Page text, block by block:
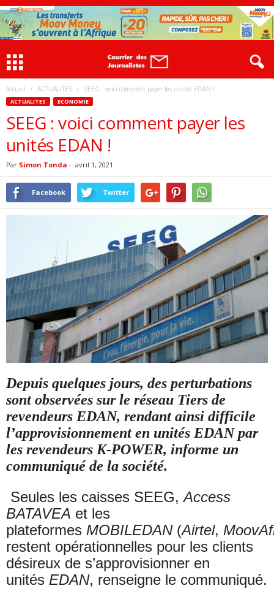
Accueil ACTUALITES SEEG : voici comment payer les unités EDAN !
ACTUALITES ECONOMIE
SEEG : voici comment payer les
unités EDAN !
Par Simon Tonda - avril 1, 2021
Facebook Twitter
Depuis quelques jours, des perturbations
sont observées sur le réseau Tiers de
revendeurs EDAN, rendant ainsi difficile
l’approvisionnement en unités EDAN par
les revendeurs K-POWER, informe un
communiqué de la société.
Seules les caisses SEEG,Access
BATAVEA et les
plateformes MOBILEDAN(Airtel,
restent opérationnelles pour les clients
désireux de s’approvisionner en
unités EDAN, renseigne le communiqué.